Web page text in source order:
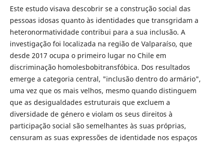
Este estudo visava descobrir se a construção social das
pessoas idosas quanto às identidades que transgridam a
heteronormatividade contribui para a sua inclusão. A
investigação foi localizada na região de Valparaíso, que
desde 2017 ocupa o primeiro lugar no Chile em
discriminação homolesbobitransfóbica. Dos resultados
emerge a categoria central, "inclusão dentro do armário",
uma vez que os mais velhos, mesmo quando distinguem
que as desigualdades estruturais que excluem a
diversidade de género e violam os seus direitos à
participação social são semelhantes às suas próprias,
censuram as suas expressões de identidade nos espaços